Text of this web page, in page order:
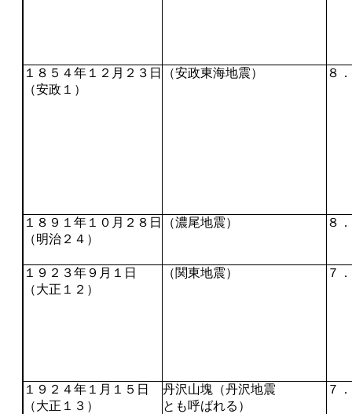
１８５４年１２月２３日
（安政１）
（安政東海地震） ８
１８９１年１０月２８日
（明治２４）
（濃尾地震） ８
１９２３年９月１日
（大正１２）
（関東地震） ７
１９２４年１月１５日
（大正１３）
丹沢山塊（丹沢地震
とも呼ばれる）
７